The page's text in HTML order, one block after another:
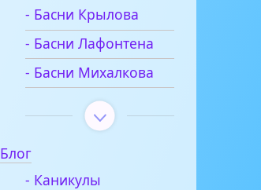
- Басни Крылова
- Басни Лафонтена
- Басни Михалкова
Блог
- Каникулы